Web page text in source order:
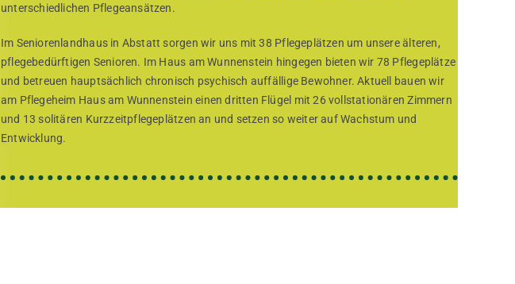
unterschiedlichen Pflegeansätzen.
Im Seniorenlandhaus in Abstatt sorgen wir uns mit 38 Pflegeplätzen um unsere älteren,
pflegebedürftigen Senioren. Im Haus am Wunnenstein hingegen bieten wir 78 Pflegeplätze
und betreuen hauptsächlich chronisch psychisch auffällige Bewohner. Aktuell bauen wir
am Pflegeheim Haus am Wunnenstein einen dritten Flügel mit 26 vollstationären Zimmern
und 13 solitären Kurzzeitpflegeplätzen an und setzen so weiter auf Wachstum und
Entwicklung.